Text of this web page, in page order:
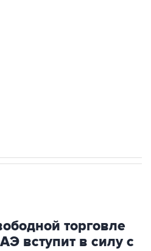
торговле
вступит в силу с